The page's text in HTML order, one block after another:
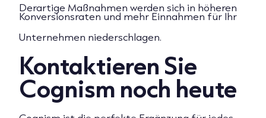
Derartige Maßnahmen werden sich in höheren
Konversionsraten und mehr Einnahmen für Ihr
Unternehmen niederschlagen.
Kontaktieren Sie
Cognism noch heute